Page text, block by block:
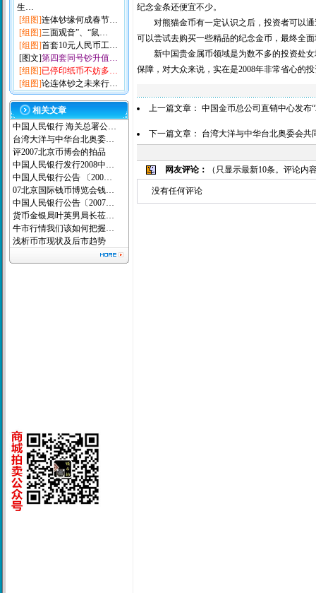
生…
[组图]连体钞缘何成春节…
[组图]三面观音”、“鼠…
[组图]首套10元人民币工…
[图文]第四套同号钞升值…
[组图]已停印纸币不妨多…
[组图]论连体钞之未来行…
相关文章
中国人民银行 海关总署公…
台湾大洋与中华台北奥委…
评2007北京币博会的拍品
中国人民银行发行2008中…
中国人民银行公告 〔200…
07北京国际钱币博览会钱…
中国人民银行公告〔2007…
货币金银局叶英男局长莅…
牛市行情我们该如何把握…
浅析币市现状及后市趋势
纪念金条还便宜不少。
对熊猫金币有一定认识之后，投资者可以通
可以尝试去购买一些精品的纪念金币，最终全
新中国贵金属币领域是为数不多的投资处女
保障，对大众来说，实在是2008年非常省心的
上一篇文章： 中国金币总公司直销中心发布
下一篇文章： 台湾大洋与中华台北奥委会共
网友评论： （只显示最新10条。评论
没有任何评论